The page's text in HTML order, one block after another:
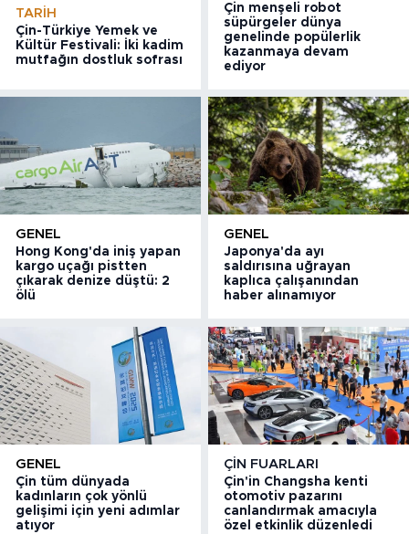
TARIH
Çin-Türkiye Yemek ve
Kültür Festivali: İki kadim
mutfağın dostluk sofrası
Çin menşeli robot
süpürgeler dünya
genelinde popülerlik
kazanmaya devam
ediyor
GENEL
Hong Kong'da iniş yapan
kargo uçağı pistten
çıkarak denize düştü: 2
ölü
GENEL
Japonya'da ayı
saldırısına uğrayan
kaplıca çalışanından
haber alınamıyor
GENEL
Çin tüm dünyada
kadınların çok yönlü
gelişimi için yeni adımlar
atıyor
ÇIN FUARLARI
Çin'in Changsha kenti
otomotiv pazarını
canlandırmak amacıyla
özel etkinlik düzenledi